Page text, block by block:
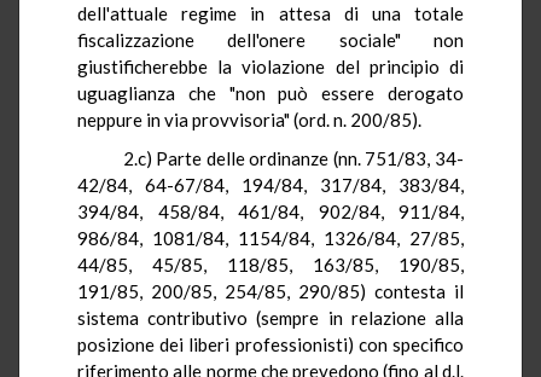
dell'attuale regime in attesa di una totale
fiscalizzazione dell'onere sociale" non
giustificherebbe la violazione del principio di
uguaglianza che "non può essere derogato
neppure in via provvisoria" (ord.n. 200/85).
2.c) Parte delle ordinanze (nn. 751/83, 34-
42/84, 64-67/84, 194/84, 317/84, 383/84,
394/84, 458/84, 461/84, 902/84, 911/84,
986/84, 1081/84, 1154/84, 1326/84, 27/85,
44/85, 45/85, 118/85, 163/85, 190/85,
191/85, 200/85, 254/85, 290/85) contesta il
sistema contributivo (sempre in relazione alla
posizione dei liberi professionisti) con specifico
riferimento alle norme che prevedono (fino al d.l.